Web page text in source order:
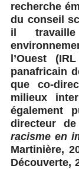
recherche
du conseil
il
l’Ouest
panafricain
que co-
milieux
également
directeur
racisme en
Martinière,
Découverte,